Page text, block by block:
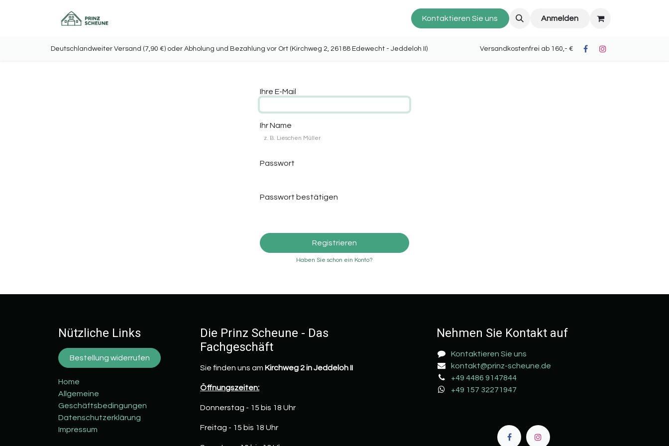
Kontaktieren Sie uns Anmelden
Deutschlandweiter Versand (7,90 €) oder Abholung und Bezahlung vor Ort (Kirchweg 2, 26188 Edewecht - Jeddeloh II) Versandkostenfrei ab 160,- €
Ihre E-Mail
Ihr Name
Passwort
Passwort bestätigen
Registrieren
Haben Sie schon ein Konto?
Nützliche Links
Bestellung widerrufen
Home
Allgemeine
Geschäftsbedingungen
Datenschutzerklärung
Impressum
Die Prinz Scheune - Das
Fachgeschäft
Sie finden uns am Kirchweg 2 in Jeddeloh II
Öffnungszeiten:
Donnerstag - 15 bis 18 Uhr
Freitag - 15 bis 18 Uhr
Nehmen Sie Kontakt auf
Kontaktieren Sie uns
kontakt@prinz-scheune.de
+49 4486 9147844
+49 157 32271947